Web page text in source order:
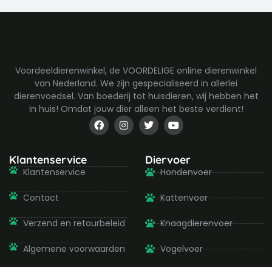
Voordeeldierenwinkel, de VOORDELIGE online dierenwinkel
van Nederland. We zijn gespecialiseerd in allerlei
dierenvoedsel. Van boederij tot huisdieren, wij hebben het
in huis! Omdat jouw dier alleen het beste verdient!
F
a
c
o
I
n
s
g
T
w
i
t
e
r
Y
o
u
u
b
e
Klantenservice
Klantenservice
Contact
Verzend en retourbeleid
Algemene voorwaarden
Diervoer
Hondenvoer
Kattenvoer
Knaagdierenvoer
Vogelvoer